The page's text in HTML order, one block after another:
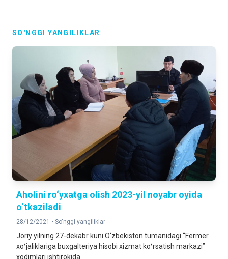
SO'NGGI YANGILIKLAR
Aholini ro‘yxatga olish 2023-yil noyabr oyida
o‘tkaziladi
28/12/2021 • So'nggi yangiliklar
Joriy yilning 27-dekabr kuni O‘zbekiston tumanidagi “Fermer
xoʻjaliklariga buxgalteriya hisobi xizmat koʻrsatish markazi”
xodimlari ishtirokida